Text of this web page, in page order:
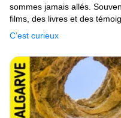
C’est curieux
sommes jamais allés.
films, des livres et des
En fait, la plupart de ces